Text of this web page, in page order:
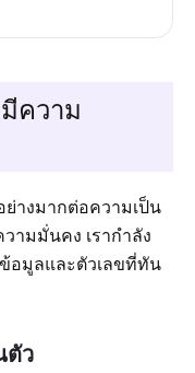
ความ
างมากต่อความเป็น
ามมั่นคง เรากำลัง
อมูลและตัวเลขที่ทัน
ตัว